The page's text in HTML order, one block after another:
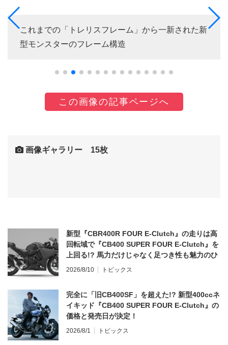
これまでの「トレリスフレーム」から一新された新
型モンスターのフレーム構造
この画像の記事ページへ
画像ギャラリー 15枚
新型『CBR400R FOUR E-Clutch』の走りは高
回転域で『CB400 SUPER FOUR E-Clutch』を
上回る!? 馬力だけじゃなく足つき性も魅力のひ
とつ！
2026/8/10 トピックス
完全に「旧CB400SF」を超えた!? 新型400ccネ
イキッド『CB400 SUPER FOUR E-Clutch』の
価格と発売日が決定！
2026/8/1 トピックス